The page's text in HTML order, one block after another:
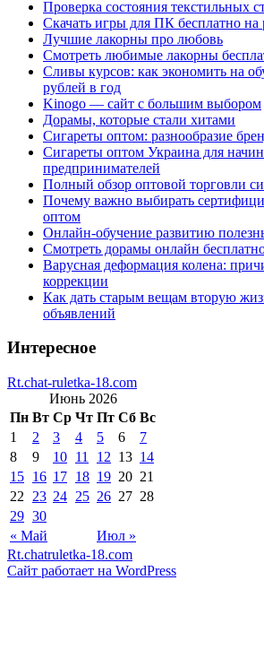
Проверка состояния текстильных
Скачать игры для ПК бесплатно на
Лучшие лакорны про любовь
Смотреть любимые лакорны
Сливы курсов: как экономить на
рублей в год
Kinogo — сайт с большим выбором
Дорамы, которые стали хитами
Сигареты оптом: разнообразие
Сигареты оптом Украина для
предпринимателей
Полный обзор оптовой торговли
Почему важно выбирать
оптом
Онлайн-обучение развитию
Смотреть дорамы онлайн
Варусная деформация колена:
коррекции
Как дать старым вещам вторую
объявлений
Интересное
Rt.chat-ruletka-18.com
Июнь 2026
Пн Вт Ср Чт Пт Сб Вс
« Май Июл »
1 2 3 4 5 6
7
8
9 10 11 12 13 14
15 16 17 18 19 20 21
22
23 24 25 26 27 28
29 30
Rt.chatruletka-18.com
Сайт работает на WordPress